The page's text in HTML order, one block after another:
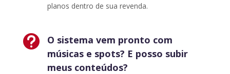
planos dentro de sua revenda.

O sistema vem pronto com
músicas e spots? E posso subir
meus conteúdos?